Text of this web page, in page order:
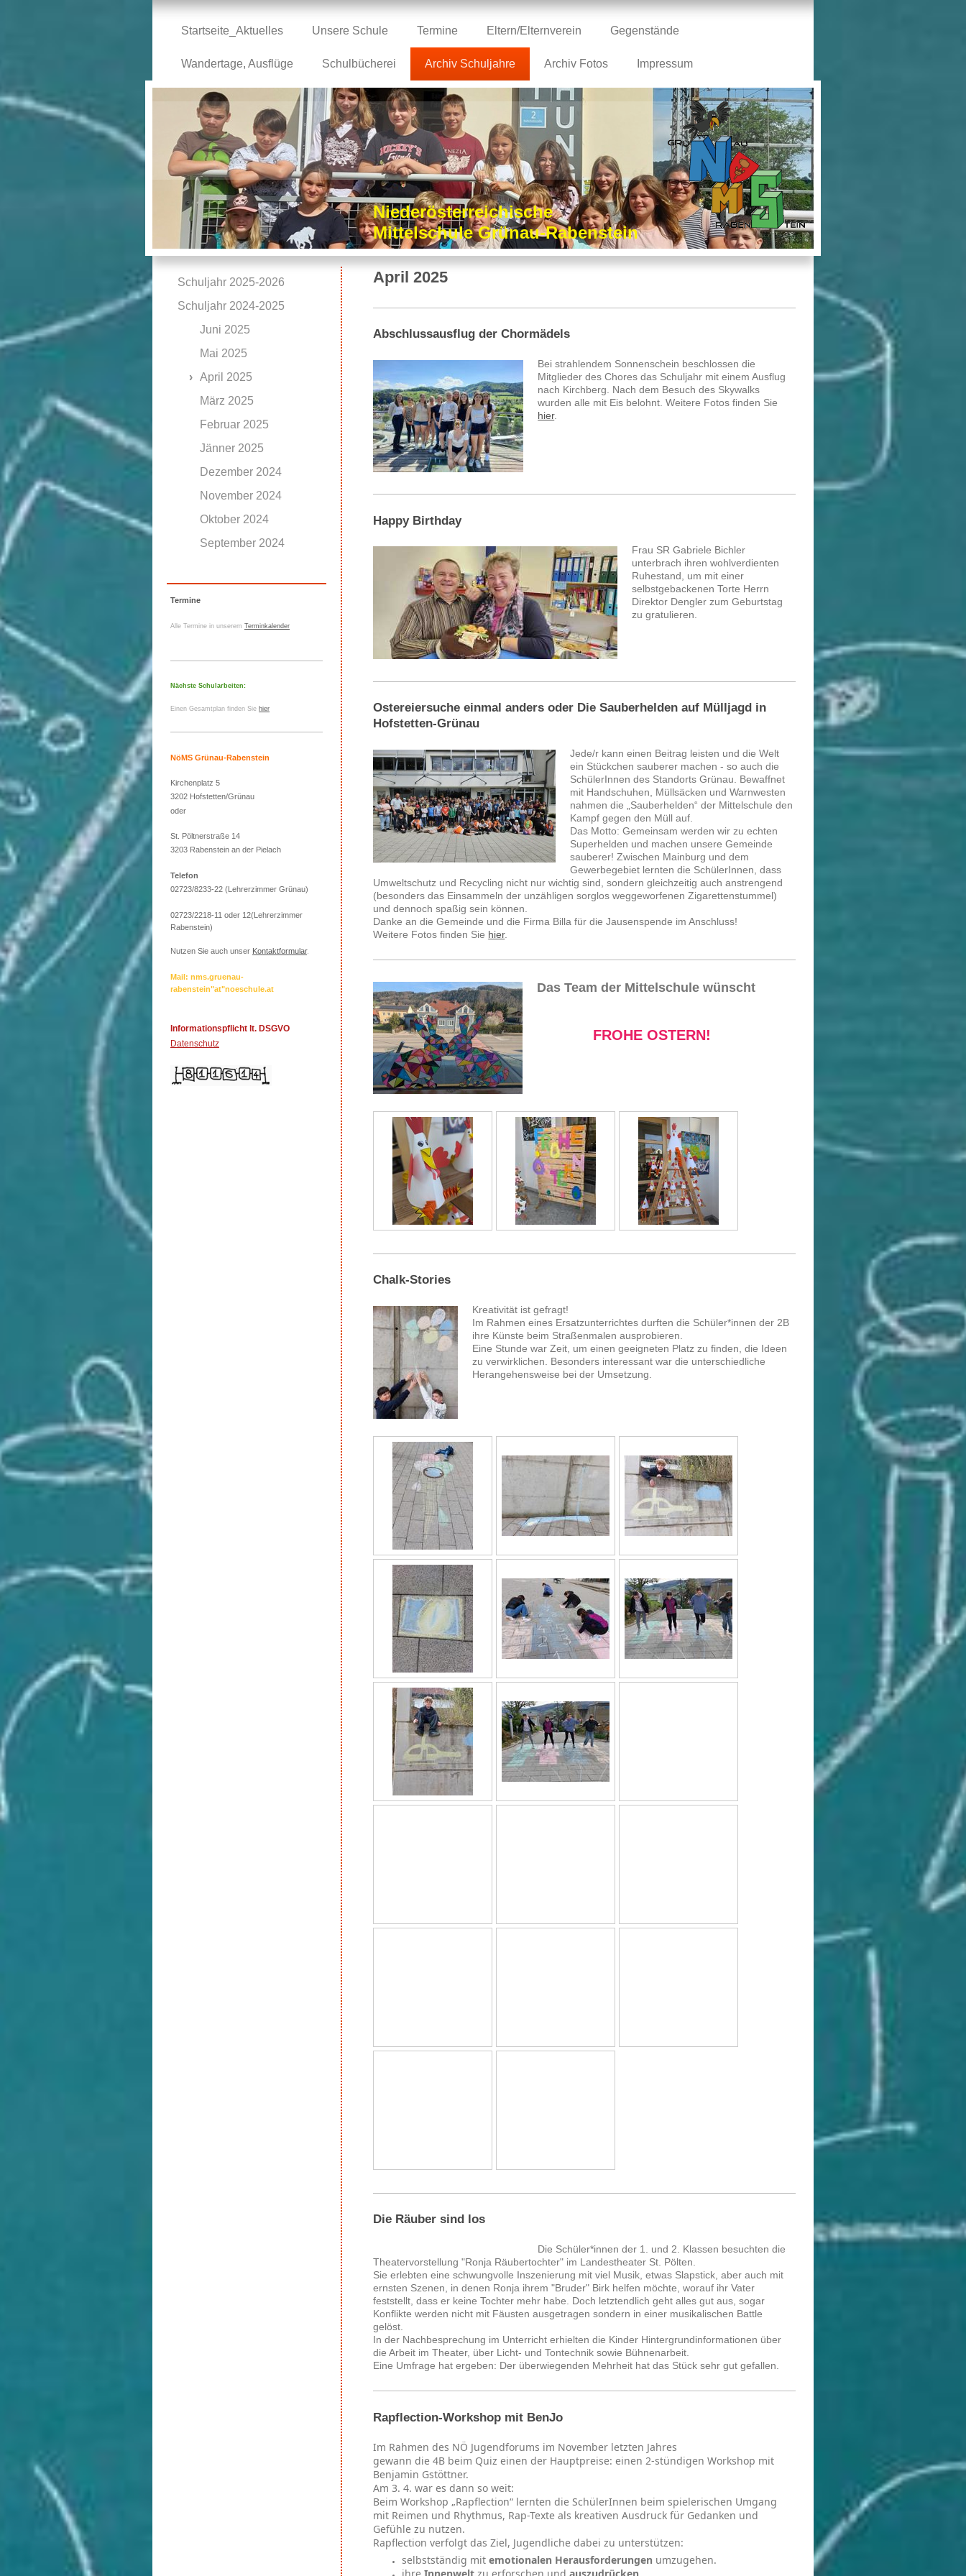
Startseite_Aktuelles Unsere Schule Termine Eltern/Elternverein Gegenstände
Wandertage, Ausflüge Schulbücherei Archiv Schuljahre Archiv Fotos Impressum
Niederösterreichische
Mittelschule Grünau-Rabenstein
April 2025
Abschlussausflug der Chormädels
Bei strahlendem Sonnenschein beschlossen die
Mitglieder des Chores das Schuljahr mit einem Ausflug
nach Kirchberg. Nach dem Besuch des Skywalks
wurden alle mit Eis belohnt. Weitere Fotos finden Sie
hier.
Happy Birthday
Frau SR Gabriele Bichler
unterbrach ihren wohlverdienten
Ruhestand, um mit einer
selbstgebackenen Torte Herrn
Direktor Dengler zum Geburtstag
zu gratulieren.
Ostereiersuche einmal anders oder Die Sauberhelden auf Mülljagd in
Hofstetten-Grünau
Jede/r kann einen Beitrag leisten und die Welt
ein Stückchen sauberer machen - so auch die
SchülerInnen des Standorts Grünau. Bewaffnet
mit Handschuhen, Müllsäcken und Warnwesten
nahmen die „Sauberhelden“ der Mittelschule den
Kampf gegen den Müll auf.
Das Motto: Gemeinsam werden wir zu echten
Superhelden und machen unsere Gemeinde
sauberer! Zwischen Mainburg und dem
Gewerbegebiet lernten die SchülerInnen, dass
Umweltschutz und Recycling nicht nur wichtig sind, sondern gleichzeitig auch anstrengend
(besonders das Einsammeln der unzähligen sorglos weggeworfenen Zigarettenstummel)
und dennoch spaßig sein können.
Danke an die Gemeinde und die Firma Billa für die Jausenspende im Anschluss!
Weitere Fotos finden Sie hier.
Das Team der Mittelschule wünscht
FROHE OSTERN!
Chalk-Stories
Kreativität ist gefragt!
Im Rahmen eines Ersatzunterrichtes durften die Schüler*innen der 2B
ihre Künste beim Straßenmalen ausprobieren.
Eine Stunde war Zeit, um einen geeigneten Platz zu finden, die Ideen
zu verwirklichen. Besonders interessant war die unterschiedliche
Herangehensweise bei der Umsetzung.
Die Räuber sind los
Die Schüler*innen der 1. und 2. Klassen besuchten die
Theatervorstellung "Ronja Räubertochter" im Landestheater St. Pölten.
Sie erlebten eine schwungvolle Inszenierung mit viel Musik, etwas Slapstick, aber auch mit
ernsten Szenen, in denen Ronja ihrem "Bruder" Birk helfen möchte, worauf ihr Vater
feststellt, dass er keine Tochter mehr habe. Doch letztendlich geht alles gut aus, sogar
Konflikte werden nicht mit Fäusten ausgetragen sondern in einer musikalischen Battle
gelöst.
In der Nachbesprechung im Unterricht erhielten die Kinder Hintergrundinformationen über
die Arbeit im Theater, über Licht- und Tontechnik sowie Bühnenarbeit.
Eine Umfrage hat ergeben: Der überwiegenden Mehrheit hat das Stück sehr gut gefallen.
Rapflection-Workshop mit BenJo
Im Rahmen des NÖ Jugendforums im November letzten Jahres
gewann die 4B beim Quiz einen der Hauptpreise: einen 2-stündigen Workshop mit
Benjamin Gstöttner.
Am 3. 4. war es dann so weit:
Beim Workshop „Rapflection“ lernten die SchülerInnen beim spielerischen Umgang
mit Reimen und Rhythmus, Rap-Texte als kreativen Ausdruck für Gedanken und
Gefühle zu nutzen.
Rapflection verfolgt das Ziel, Jugendliche dabei zu unterstützen:
selbstständig mitemotionalen Herausforderungen umzugehen.
Schuljahr 2025-2026
Schuljahr 2024-2025
Juni 2025
Mai 2025
April 2025
März 2025
Februar 2025
Jänner 2025
Dezember 2024
November 2024
Oktober 2024
September 2024
Termine
Alle Termine in unserem Terminkalender
Nächste Schularbeiten:
Einen Gesamtplan finden Sie hier
NöMS Grünau-Rabenstein
Kirchenplatz 5
3202 Hofstetten/Grünau
oder
St. Pöltnerstraße 14
3203 Rabenstein an der Pielach
Telefon
02723/8233-22 (Lehrerzimmer Grünau)
02723/2218-11 oder 12(Lehrerzimmer
Rabenstein)
Nutzen Sie auch unser Kontaktformular.
Mail: nms.gruenau-
rabenstein"at"noeschule.at
Informationspflicht lt. DSGVO
Datenschutz